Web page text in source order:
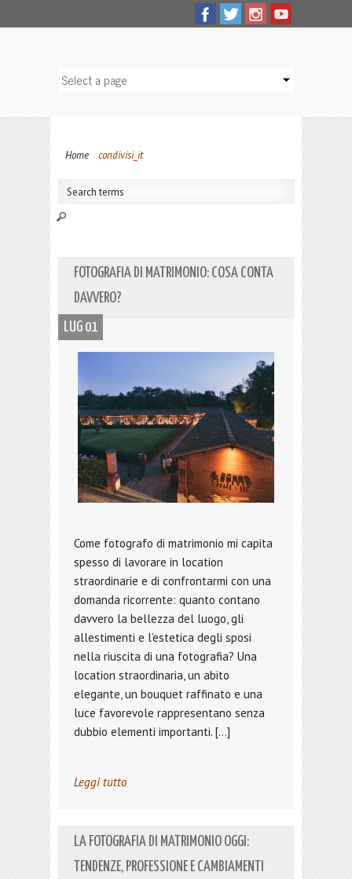
Home condivisi_it
FOTOGRAFIA DI MATRIMONIO: COSA CONTA
DAVVERO?
LUG 01
Come fotografo di matrimonio mi capita
spesso di lavorare in location
straordinarie e di confrontarmi con una
domanda ricorrente: quanto contano
davvero la bellezza del luogo, gli
allestimenti e l’estetica degli sposi
nella riuscita di una fotografia? Una
location straordinaria, un abito
elegante, un bouquet raffinato e una
luce favorevole rappresentano senza
dubbio elementi importanti. […]
Leggi tutto
LA FOTOGRAFIA DI MATRIMONIO OGGI:
TENDENZE, PROFESSIONE E CAMBIAMENTI